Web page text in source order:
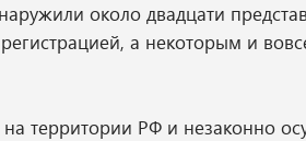
около двадцати
а некоторым и
территории РФ и незаконно